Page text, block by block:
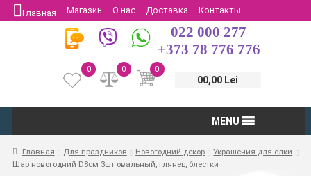
Главная Магазин О нас Доставка
Контакты
Защита потребителей
Возврат
022 000 277
+373 78 776 776
0
00,00 Lei
0
0
MENU
Главная Для праздников Новогодний декор
Украшения для елки
Шар новогодний D8см 3шт овальный, глянец, блестки